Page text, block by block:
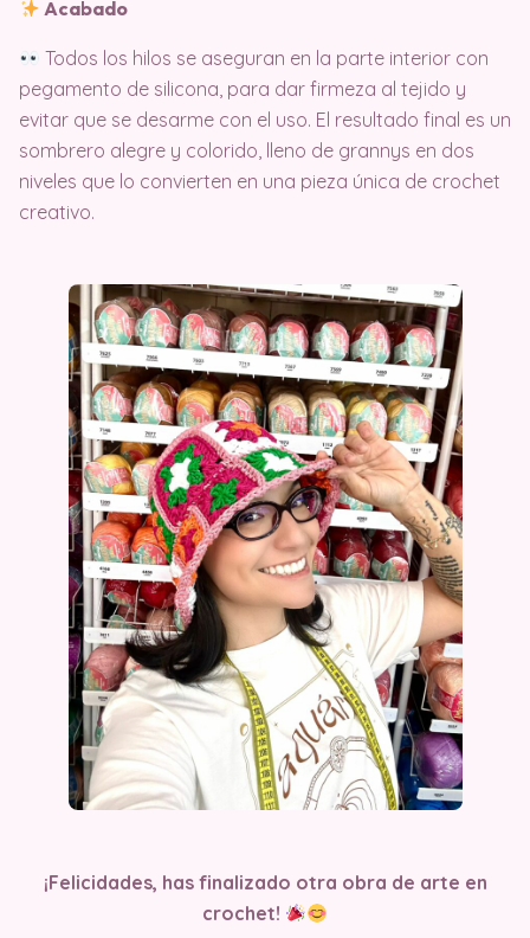
Acabado
Todos los hilos se aseguran en la parte interior con
pegamento de silicona, para dar firmeza al tejido y
evitar que se desarme con el uso. El resultado final es un
sombrero alegre y colorido, lleno de grannys en dos
niveles que lo convierten en una pieza única de crochet
creativo.
¡Felicidades, has finalizado otra obra de arte en
crochet!